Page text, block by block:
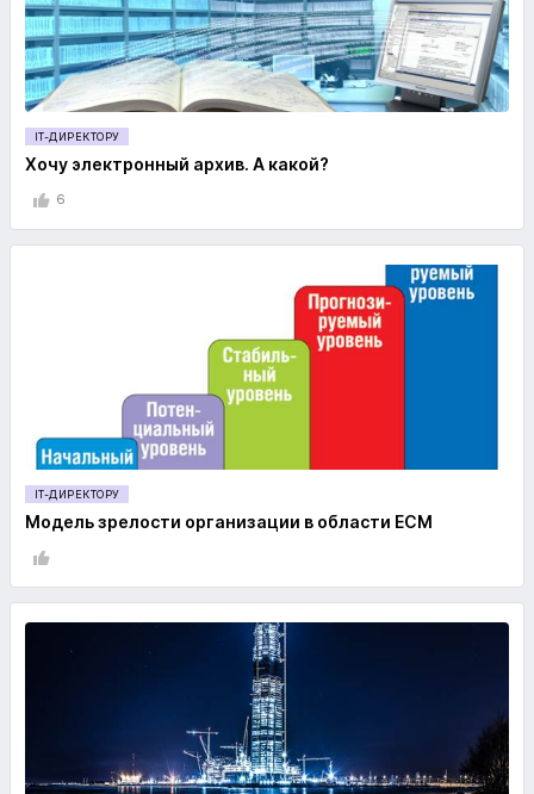
IT-ДИРЕКТОРУ
Хочу электронный архив. А какой?
6
IT-ДИРЕКТОРУ
Модель зрелости организации в области ECM